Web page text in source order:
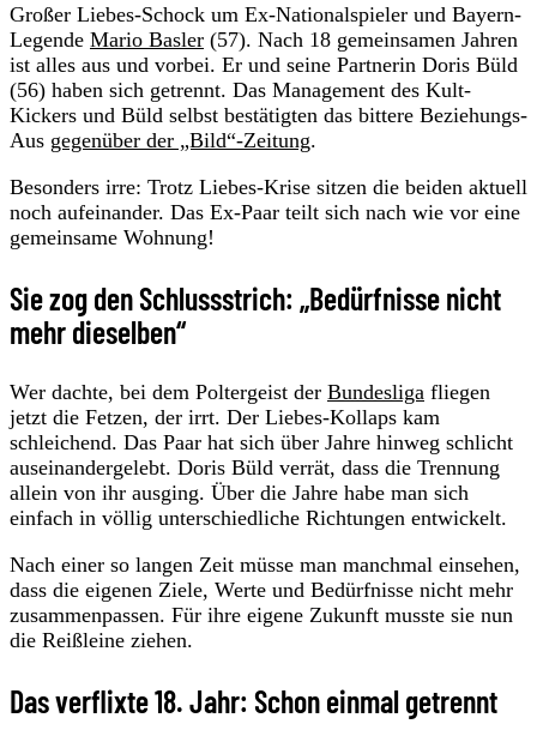
Großer Liebes-Schock um Ex-Nationalspieler und Bayern-
Legende Mario Basler (57). Nach 18 gemeinsamen Jahren
ist alles aus und vorbei. Er und seine Partnerin Doris Büld
(56) haben sich getrennt. Das Management des Kult-
Kickers und Büld selbst bestätigten das bittere Beziehungs-
Aus gegenüber der „Bild“-Zeitung.
Besonders irre: Trotz Liebes-Krise sitzen die beiden aktuell
noch aufeinander. Das Ex-Paar teilt sich nach wie vor eine
gemeinsame Wohnung!
Sie zog den Schlussstrich: „Bedürfnisse nicht
mehr dieselben“
Wer dachte, bei dem Poltergeist der Bundesliga fliegen
jetzt die Fetzen, der irrt. Der Liebes-Kollaps kam
schleichend. Das Paar hat sich über Jahre hinweg schlicht
auseinandergelebt. Doris Büld verrät, dass die Trennung
allein von ihr ausging. Über die Jahre habe man sich
einfach in völlig unterschiedliche Richtungen entwickelt.
Nach einer so langen Zeit müsse man manchmal einsehen,
dass die eigenen Ziele, Werte und Bedürfnisse nicht mehr
zusammenpassen. Für ihre eigene Zukunft musste sie nun
die Reißleine ziehen.
Das verflixte 18. Jahr: Schon einmal getrennt